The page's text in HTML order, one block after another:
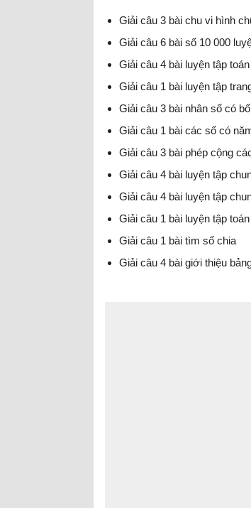
Giải câu 3 bài chu vi hình
Giải câu 6 bài số 10 000
Giải câu 4 bài luyện tập
Giải câu 1 bài luyện tập
Giải câu 3 bài nhân số có
Giải câu 1 bài các số có
Giải câu 3 bài phép cộng
Giải câu 4 bài luyện tập
Giải câu 4 bài luyện tập
Giải câu 1 bài luyện tập
Giải câu 1 bài tìm số chia
Giải câu 4 bài giới thiệu